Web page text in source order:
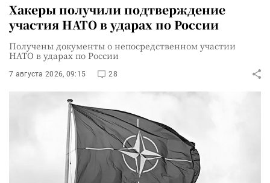
Хакеры получили подтверждение
участия НАТО в ударах по России
Получены документы о непосредственном участии
НАТО в ударах по России
7 августа 2026, 09:15 28